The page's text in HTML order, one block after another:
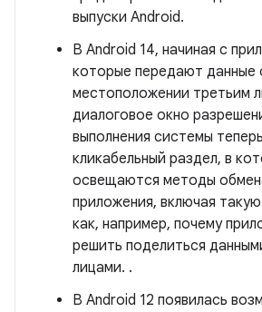
выпуски Android.
В Android 14, начиная с
которые передают данные
местоположении третьим
диалоговое окно
выполнения системы
кликабельный раздел, в
освещаются методы
приложения, включая
как, например, почему
решить поделиться
лицами. .
В Android 12 появилась